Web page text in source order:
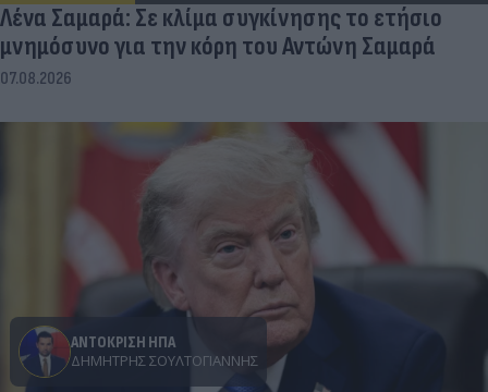
Λένα Σαμαρά: Σε κλίμα συγκίνησης το ετήσιο
μνημόσυνο για την κόρη του Αντώνη Σαμαρά
07.08.2026
ΑΝΤΟΚΡΙΣΗ ΗΠΑ
ΔΗΜΉΤΡΗΣ ΣΟΥΛΤΟΓΙΆΝΝΗΣ